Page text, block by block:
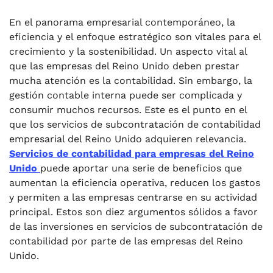
. 6. Cumplimiento y gestión de riesgos
. 7. Acceso a tecnología avanzada
. 8. Seguridad y confidencialidad de los datos
. 9. Informes financieros oportunos
. 10. Perspectivas financieras estratégicas
En el panorama empresarial contemporáneo, la
eficiencia y el enfoque estratégico son vitales para el
crecimiento y la sostenibilidad. Un aspecto vital al
que las empresas del Reino Unido deben prestar
mucha atención es la contabilidad. Sin embargo, la
gestión contable interna puede ser complicada y
consumir muchos recursos. Este es el punto en el
que los servicios de subcontratación de contabilidad
empresarial del Reino Unido adquieren relevancia.
Servicios de contabilidad para empresas del Reino
Unido puede aportar una serie de beneficios que
aumentan la eficiencia operativa, reducen los gastos
y permiten a las empresas centrarse en su actividad
principal. Estos son diez argumentos sólidos a favor
de las inversiones en servicios de subcontratación de
contabilidad por parte de las empresas del Reino
Unido.